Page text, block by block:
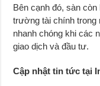
Bên cạnh đó, sàn
trường tài chính trong
nhanh chóng khi các
giao dịch và đầu tư.
Cập nhật tin tức tại